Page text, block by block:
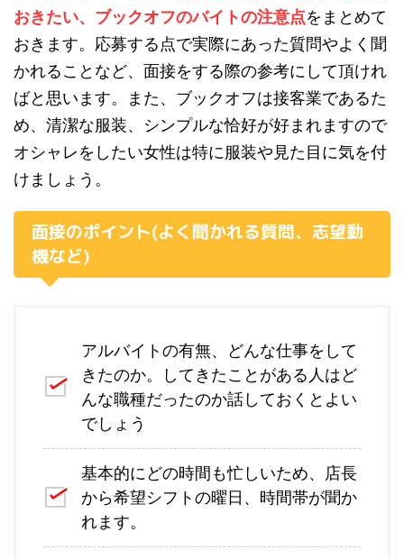
おきたい、ブックオフのバイトの注意点をまとめて
おきます。応募する点で実際にあった質問やよく聞
かれることなど、面接をする際の参考にして頂けれ
ばと思います。また、ブックオフは接客業であるた
め、清潔な服装、シンプルな恰好が好まれますので
オシャレをしたい女性は特に服装や見た目に気を付
けましょう。
面接のポイント(よく聞かれる質問、志望動
機など)
アルバイトの有無、どんな仕事をして
きたのか。してきたことがある人はど
んな職種だったのか話しておくとよい
でしょう
基本的にどの時間も忙しいため、店長
から希望シフトの曜日、時間帯が聞か
れます。